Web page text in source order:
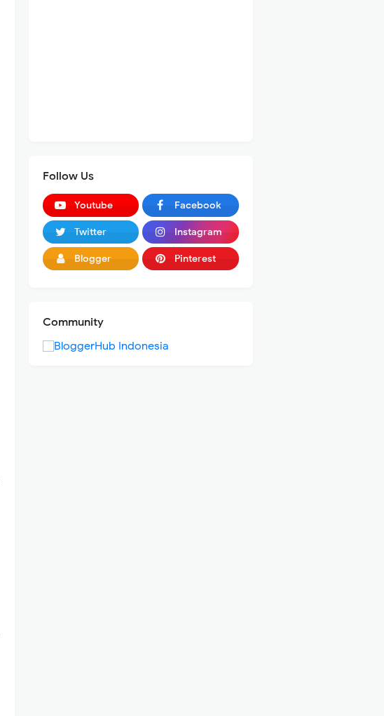
Follow Us
Youtube Facebook
Twitter Instagram
Blogger Pinterest
Community